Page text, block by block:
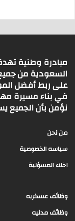
مبادرة وطنية
السعودية من
على ربط أفضل
في بناء مسيرة
نؤمن بأن الجميع
من نحن
سياسه الخصوصية
اخلاء المسؤلية
وظائف عسكريه
وظائف مدنيه